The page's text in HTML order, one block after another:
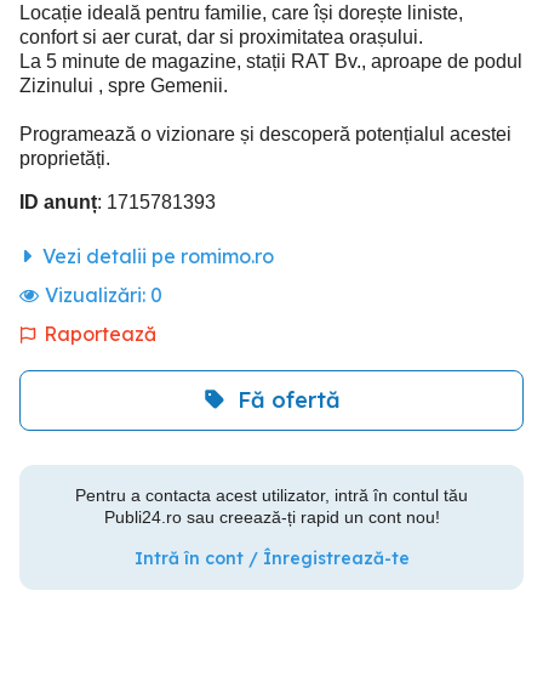
Locație ideală pentru familie, care își dorește liniste,
confort si aer curat, dar si proximitatea orașului.
La 5 minute de magazine, stații RAT Bv., aproape de podul
Zizinului , spre Gemenii.
Programează o vizionare și descoperă potențialul acestei
proprietăți.
ID anunț: 1715781393
Vezi detalii pe romimo.ro
Vizualizări: 0
Raportează
Fă ofertă
Pentru a contacta acest utilizator, intră în contul tău
Publi24.ro sau creează-ți rapid un cont nou!
Intră în cont / Înregistrează-te